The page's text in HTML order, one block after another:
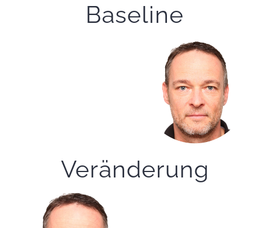
Baseline
Veränderung